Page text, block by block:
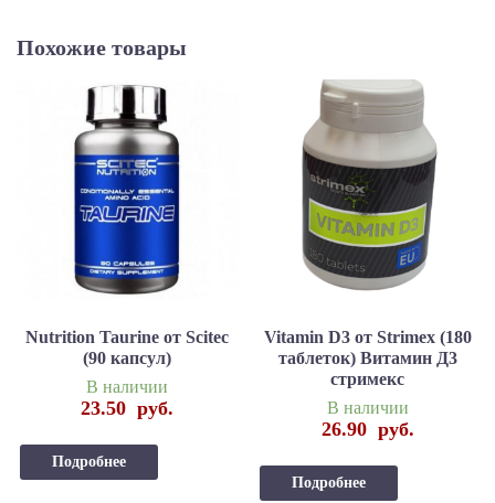
Похожие товары
Nutrition Taurine от Scitec
(90 капсул)
В наличии
23.50 руб.
Подробнее
Vitamin D3 от Strimex (180
таблеток) Витамин Д3
стримекс
В наличии
26.90 руб.
Подробнее